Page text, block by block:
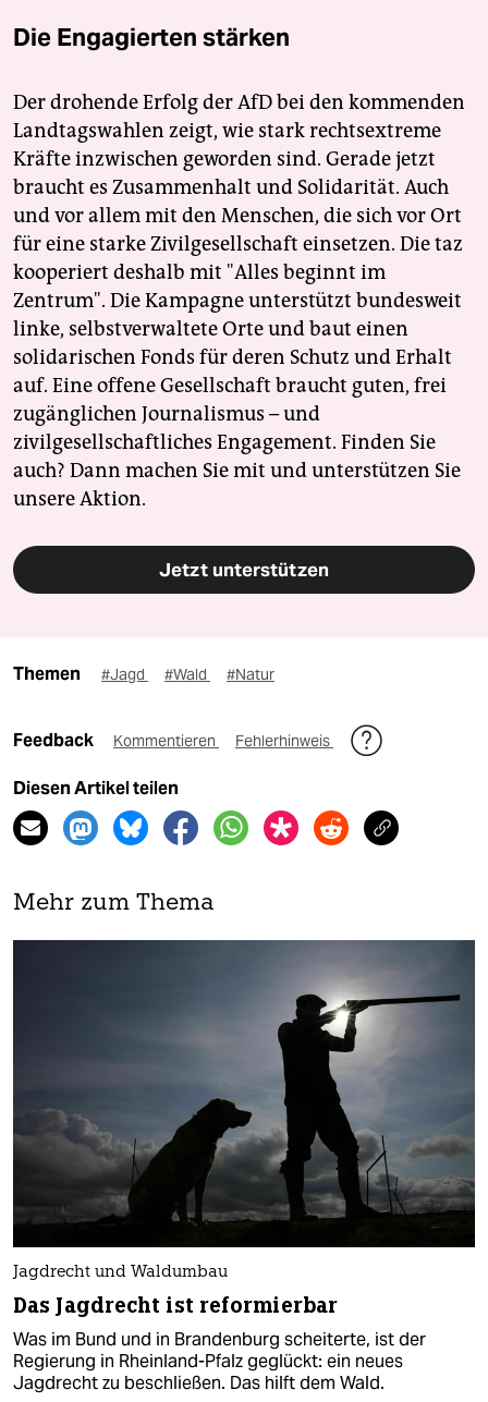
Die Engagierten stärken
Der drohende Erfolg der AfD bei den kommenden
Landtagswahlen zeigt, wie stark rechtsextreme
Kräfte inzwischen geworden sind. Gerade jetzt
braucht es Zusammenhalt und Solidarität. Auch
und vor allem mit den Menschen, die sich vor Ort
für eine starke Zivilgesellschaft einsetzen. Die taz
kooperiert deshalb mit "Alles beginnt im
Zentrum". Die Kampagne unterstützt bundesweit
linke, selbstverwaltete Orte und baut einen
solidarischen Fonds für deren Schutz und Erhalt
auf. Eine offene Gesellschaft braucht guten, frei
zugänglichen Journalismus – und
zivilgesellschaftliches Engagement. Finden Sie
auch? Dann machen Sie mit und unterstützen Sie
unsere Aktion.
Jetzt unterstützen
Themen #Jagd #Wald #Natur
Feedback Kommentieren Fehlerhinweis
Diesen Artikel teilen
Mehr zum Thema
Jagdrecht und Waldumbau
Das Jagdrecht ist reformierbar
Was im Bund und in Brandenburg scheiterte, ist der
Regierung in Rheinland-Pfalz geglückt: ein neues
Jagdrecht zu beschließen. Das hilft dem Wald.